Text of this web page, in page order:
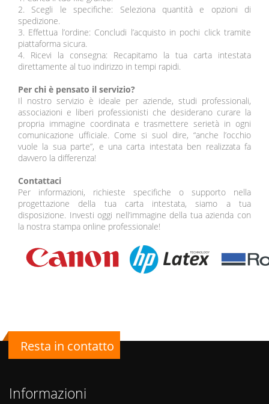
2.
Scegli le specifiche: Seleziona quantità e opzioni di
spedizione.
3. Effettua l’ordine: Concludi l’acquisto in pochi click tramite
piattaforma sicura.
4.
Ricevi la consegna: Recapitamo la tua carta intestata
direttamente al tuo indirizzo in tempi rapidi.
Per chi è pensato il servizio?
Il nostro servizio è ideale per aziende, studi professionali,
associazioni e liberi professionisti che desiderano curare la
propria immagine coordinata e trasmettere serietà in ogni
comunicazione ufficiale. Come si suol dire, “anche l’occhio
vuole la sua parte”, e una carta intestata ben realizzata fa
davvero la differenza!
Contattaci
Per informazioni, richieste specifiche o supporto nella
progettazione della tua carta intestata, siamo a tua
disposizione. Investi oggi nell’immagine della tua azienda con
la nostra stampa online professionale!
Resta in contatto
Informazioni